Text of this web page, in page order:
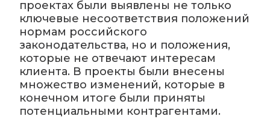
проектах были выявлены не только
ключевые несоответствия положений
нормам российского
законодательства, но и положения,
которые не отвечают интересам
клиента. В проекты были внесены
множество изменений, которые в
конечном итоге были приняты
потенциальными контрагентами.